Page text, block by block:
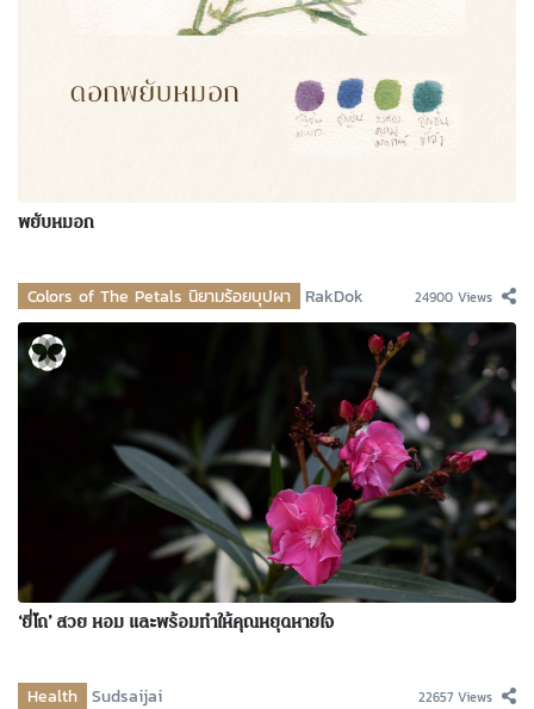
พยับหมอก
Colors of The Petals นิยามร้อยบุปผา RakDok 24900 Views
‘ยี่โถ’ สวย หอม และพร้อมทำให้คุณหยุดหายใจ
Health Sudsaijai 22657 Views